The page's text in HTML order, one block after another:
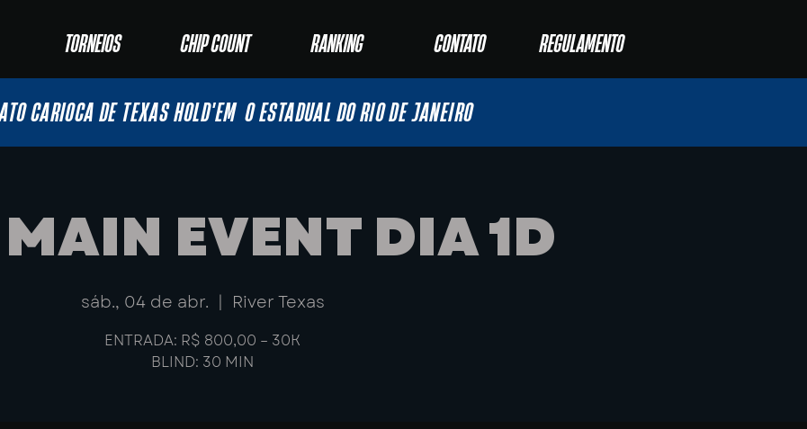
TORNEIOS CHIP COUNT RANKING CONTATO REGULAMENTO
CARIOCA DE TEXAS HOLD'EMO ESTADUAL DO RIO DE JANEIRO
EVENT DIA 1D
sáb., 04 de abr.
  |
River Texas
ENTRADA: R$ 800,00 – 30K
BLIND: 30 MIN